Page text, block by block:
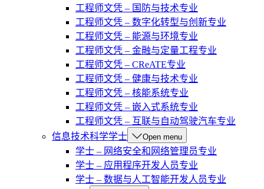
工程师文凭 – 国防与技术专业
工程师文凭 – 数字化转型与创新专业
工程师文凭 – 能源与环境专业
工程师文凭 – 金融与定量工程专业
工程师文凭 – CReATE专业
工程师文凭 – 健康与技术专业
工程师文凭 – 核能系统专业
工程师文凭 – 嵌入式系统专业
工程师文凭 – 互联与自动驾驶汽车专业
信息技术科学学士
Open menu
学士 – 网络安全和网络管理员专业
学士 – 应用程序开发人员专业
学士 – 数据与人工智能开发人员专业